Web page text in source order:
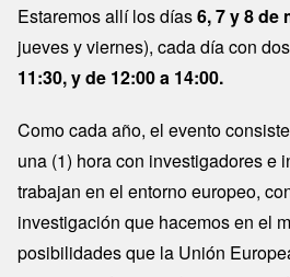
Estaremos allí los días6, 7 y 8 de
jueves y viernes), cada día con
11:30, y de 12:00 a 14:00.
Como cada año, el evento
una (1) hora con investigadores e
trabajan en el entorno europeo,
investigación que hacemos en el
posibilidades que la Unión